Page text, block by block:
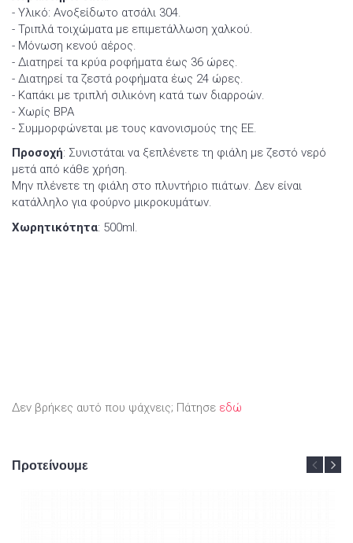
- Υλικό: Ανοξείδωτο ατσάλι 304.
- Τριπλά τοιχώματα με επιμετάλλωση χαλκού.
- Μόνωση κενού αέρος.
- Διατηρεί τα κρύα ροφήματα έως 36 ώρες.
- Διατηρεί τα ζεστά ροφήματα έως 24 ώρες.
- Καπάκι με τριπλή σιλικόνη κατά των διαρροών.
- Χωρίς BPA
- Συμμορφώνεται με τους κανονισμούς της ΕΕ.
Προσοχή: Συνιστάται να ξεπλένετε τη φιάλη με ζεστό νερό
μετά από κάθε χρήση.
Μην πλένετε τη φιάλη στο πλυντήριο πιάτων. Δεν είναι
κατάλληλο για φούρνο μικροκυμάτων.
Χωρητικότητα: 500ml.
Δεν βρήκες αυτό που ψάχνεις; Πάτησε εδώ
Προτείνουμε